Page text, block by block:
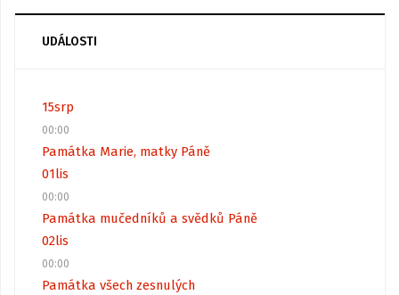
UDÁLOSTI
15srp
00:00
Památka Marie, matky Páně
01lis
00:00
Památka mučedníků a svědků Páně
02lis
00:00
Památka všech zesnulých